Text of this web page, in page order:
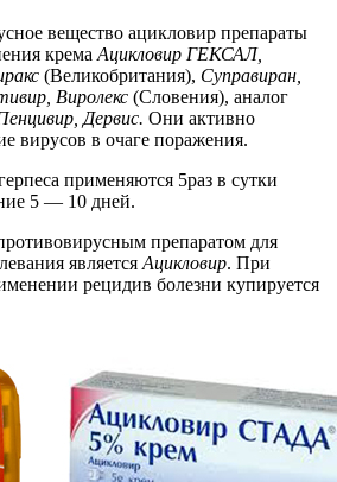
вещество ацикловир препараты
крема Ацикловир ГЕКСАЛ,
(Великобритания), Суправиран,
Виролекс (Словения), аналог
Дервис. Они активно
вирусов в очаге поражения.
применяются 5раз в сутки
5 — 10 дней.
препаратом для
является Ацикловир. При
рецидив болезни купируется